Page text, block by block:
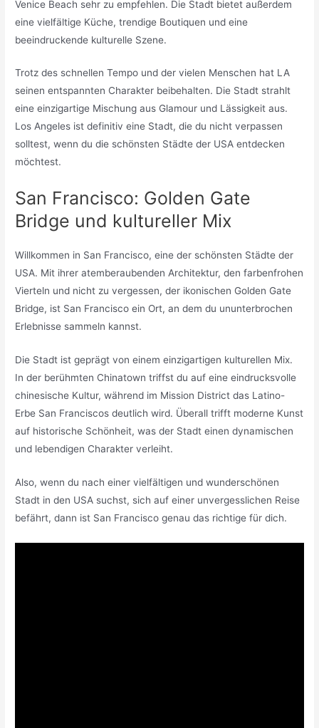
Venice Beach sehr zu empfehlen. Die Stadt bietet außerdem
eine vielfältige Küche, trendige Boutiquen und eine
beeindruckende kulturelle Szene.
Trotz des schnellen Tempo und der vielen Menschen hat LA
seinen entspannten Charakter beibehalten. Die Stadt strahlt
eine einzigartige Mischung aus Glamour und Lässigkeit aus.
Los Angeles ist definitiv eine Stadt, die du nicht verpassen
solltest, wenn du die schönsten Städte der USA entdecken
möchtest.
San Francisco: Golden Gate
Bridge und kultureller Mix
Willkommen in San Francisco, eine der schönsten Städte der
USA. Mit ihrer atemberaubenden Architektur, den farbenfrohen
Vierteln und nicht zu vergessen, der ikonischen Golden Gate
Bridge, ist San Francisco ein Ort, an dem du ununterbrochen
Erlebnisse sammeln kannst.
Die Stadt ist geprägt von einem einzigartigen kulturellen Mix.
In der berühmten Chinatown triffst du auf eine eindrucksvolle
chinesische Kultur, während im Mission District das Latino-
Erbe San Franciscos deutlich wird. Überall trifft moderne Kunst
auf historische Schönheit, was der Stadt einen dynamischen
und lebendigen Charakter verleiht.
Also, wenn du nach einer vielfältigen und wunderschönen
Stadt in den USA suchst, sich auf einer unvergesslichen Reise
befährt, dann ist San Francisco genau das richtige für dich.